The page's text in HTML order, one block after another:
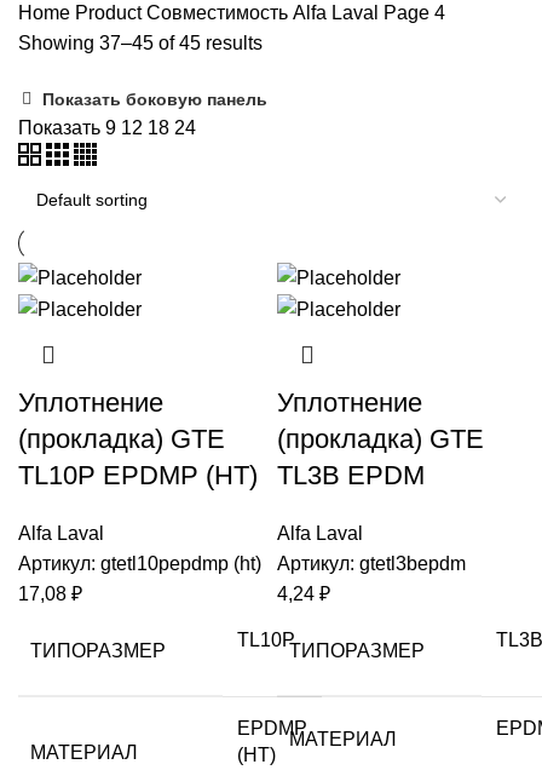
Home Product Совместимость Alfa Laval
Page 4
Showing 37–45 of 45 results
Показать боковую панель
Показать 9 12 18 24
Уплотнение
(прокладка) GTE
TL10P EPDMP (HT)
Alfa Laval
Артикул: gtetl10pepdmp (ht)
17,08 ₽
ТИПОРАЗМЕР
TL10P
МАТЕРИАЛ
EPDMP
(HT)
Уплотнение
(прокладка) GTE
TL3B EPDM
Alfa Laval
Артикул: gtetl3bepdm
4,24 ₽
ТИПОРАЗМЕР
TL3B
МАТЕРИАЛ